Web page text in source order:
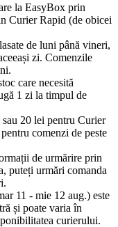
la EasyBox prin
Curier Rapid (de obicei
de luni până vineri,
zi. Comenzile
care necesită
1 zi la timpul de
20 lei pentru Curier
comenzi de peste
de urmărire prin
puteți urmări comanda
11 - mie 12 aug.) este
și poate varia în
curierului.